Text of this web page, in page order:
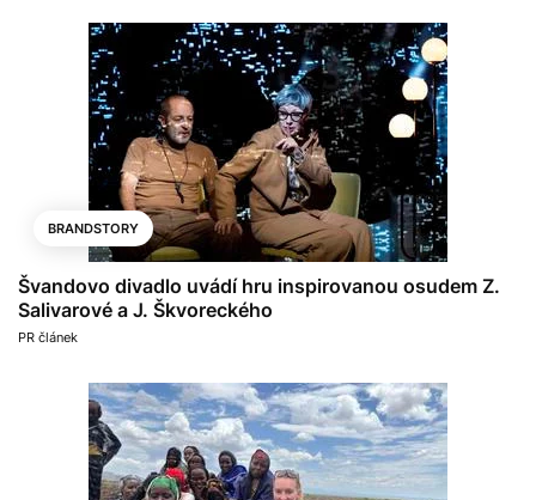
BRANDSTORY
Švandovo divadlo uvádí hru inspirovanou osudem Z.
Salivarové a J. Škvoreckého
PR článek